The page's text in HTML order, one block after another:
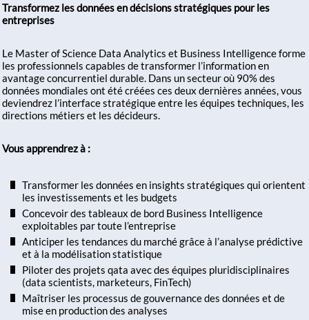
Transformez les données en décisions stratégiques pour les
entreprises
Le Master of Science Data Analytics et Business Intelligence forme
les professionnels capables de transformer l’information en
avantage concurrentiel durable. Dans un secteur où 90% des
données mondiales ont été créées ces deux dernières années, vous
deviendrez l’interface stratégique entre les équipes techniques, les
directions métiers et les décideurs.
Vous apprendrez à :
Transformer les données en insights stratégiques qui orientent
les investissements et les budgets
Concevoir des tableaux de bord Business Intelligence
exploitables par toute l’entreprise
Anticiper les tendances du marché grâce à l’analyse prédictive
et à la modélisation statistique
Piloter des projets qata avec des équipes pluridisciplinaires
(data scientists, marketeurs, FinTech)
Maîtriser les processus de gouvernance des données et de
mise en production des analyses